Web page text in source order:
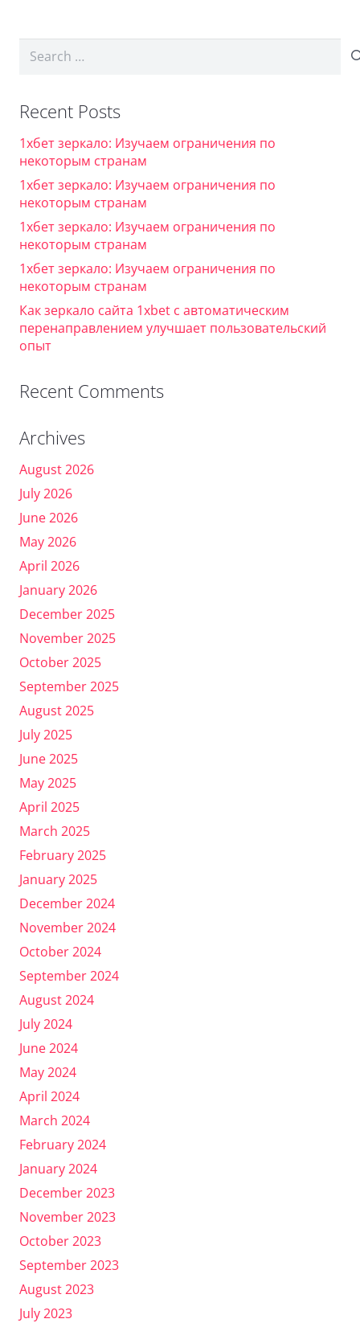
Search
Recent Posts
1хбет зеркало: Изучаем ограничения по
некоторым странам
1хбет зеркало: Изучаем ограничения по
некоторым странам
1хбет зеркало: Изучаем ограничения по
некоторым странам
1хбет зеркало: Изучаем ограничения по
некоторым странам
Как зеркало сайта 1xbet с автоматическим
перенаправлением улучшает пользовательский
опыт
Recent Comments
Archives
August 2026
July 2026
June 2026
May 2026
April 2026
January 2026
December 2025
November 2025
October 2025
September 2025
August 2025
July 2025
June 2025
May 2025
April 2025
March 2025
February 2025
January 2025
December 2024
November 2024
October 2024
September 2024
August 2024
July 2024
June 2024
May 2024
April 2024
March 2024
February 2024
January 2024
December 2023
November 2023
October 2023
September 2023
August 2023
July 2023